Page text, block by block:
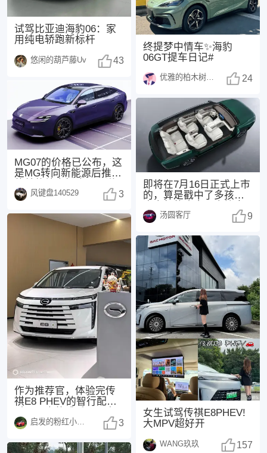
试驾比亚迪海豹06：家
用纯电轿跑新标杆
悠闲的葫芦藤Uv 43
MG07的价格已公布，这
是MG转向新能源后推出
其他，紫色外观
风键盘140529 3
作为推荐官，体验完传
祺E8 PHEV的智行配置
不仅是一台功能
3
终提梦中情车✨海豹
06GT提车日记#
优雅的柏木树1370 24
即将在7月16日正式上市
的，算是戳中了多孩家
下“同级座椅堆料
汤圆客厅 9
女生试驾传祺E8PHEV!
大MPV超好开
WANG玖玖 157